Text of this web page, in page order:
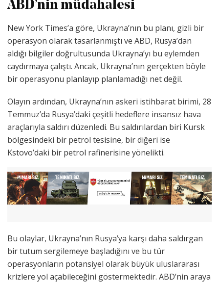
ABD’nin müdahalesi
New York Times’a göre, Ukrayna’nın bu planı, gizli bir
operasyon olarak tasarlanmıştı ve ABD, Rusya’dan
aldığı bilgiler doğrultusunda Ukrayna’yı bu eylemden
caydırmaya çalıştı. Ancak, Ukrayna’nın gerçekten böyle
bir operasyonu planlayıp planlamadığı net değil.
Olayın ardından, Ukrayna’nın askeri istihbarat birimi, 28
Temmuz’da Rusya’daki çeşitli hedeflere insansız hava
araçlarıyla saldırı düzenledi. Bu saldırılardan biri Kursk
bölgesindeki bir petrol tesisine, bir diğeri ise
Kstovo’daki bir petrol rafinerisine yönelikti.
Bu olaylar, Ukrayna’nın Rusya’ya karşı daha saldırgan
bir tutum sergilemeye başladığını ve bu tür
operasyonların potansiyel olarak büyük uluslararası
krizlere yol açabileceğini göstermektedir. ABD’nin araya